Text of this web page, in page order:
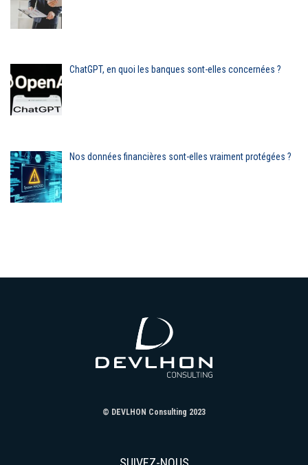
ChatGPT, en quoi les banques sont-elles concernées ?
Nos données financières sont-elles vraiment protégées ?
© DEVLHON Consulting 2023